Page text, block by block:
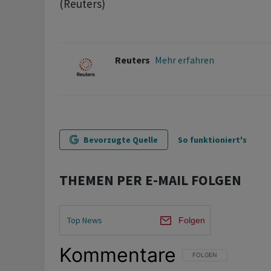
(Reuters)
Reuters Mehr erfahren
Bevorzugte Quelle So funktioniert's
THEMEN PER E-MAIL FOLGEN
Top News Folgen
Kommentare FOLGE DIESER
FOLGEN